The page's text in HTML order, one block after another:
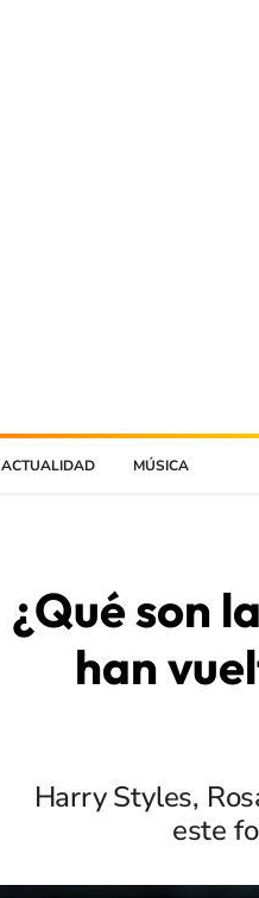
ACTUALIDAD MÚSICA
¿Qué son
han
Harry Styles,
este